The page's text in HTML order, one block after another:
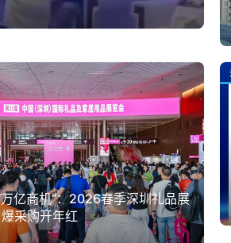
万亿商机”：2026春季深圳礼品展
采购开年红